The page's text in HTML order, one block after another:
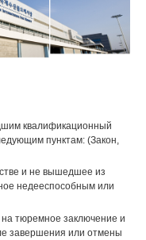
квалификационный
пунктам: (Закон,
и не вышедшее из
недееспособным или
тюремное заключение и
завершения или отмены